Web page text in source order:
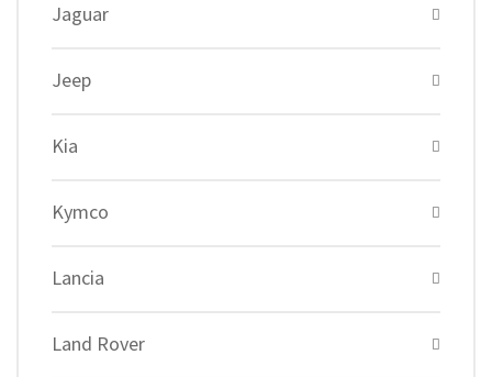
Jaguar
Jeep
Kia
Kymco
Lancia
Land Rover